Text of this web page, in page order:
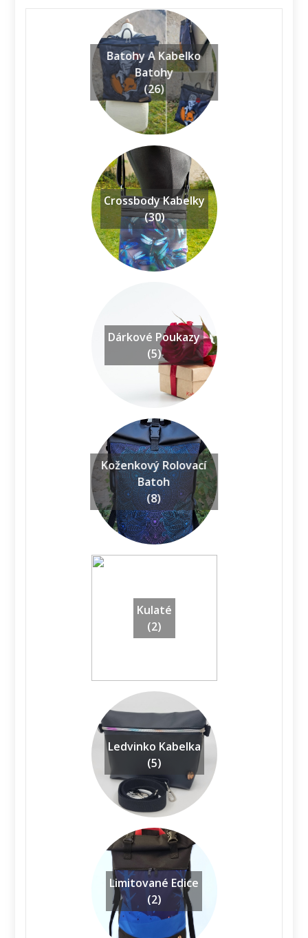
Batohy A Kabelko
Batohy
(26)
Crossbody Kabelky
(30)
Dárkové Poukazy
(5)
Koženkový Rolovací
Batoh
(8)
Kulaté
(2)
Ledvinko Kabelka
(5)
Limitované Edice
(2)